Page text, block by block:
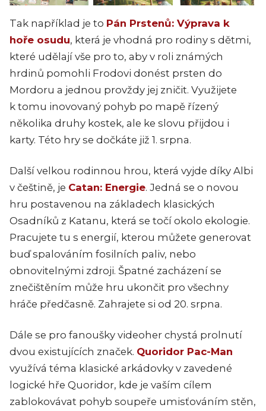
Tak například je to Pán Prstenů: Výprava k
hoře osudu, která je vhodná pro rodiny s dětmi,
které udělají vše pro to, aby v roli známých
hrdinů pomohli Frodovi donést prsten do
Mordoru a jednou provždy jej zničit. Využijete
k tomu inovovaný pohyb po mapě řízený
několika druhy kostek, ale ke slovu přijdou i
karty. Této hry se dočkáte již 1. srpna.
Další velkou rodinnou hrou, která vyjde díky Albi
v češtině, je Catan: Energie. Jedná se o novou
hru postavenou na základech klasických
Osadníků z Katanu, která se točí okolo ekologie.
Pracujete tu s energií, kterou můžete generovat
buď spalováním fosilních paliv, nebo
obnovitelnými zdroji. Špatné zacházení se
znečištěním může hru ukončit pro všechny
hráče předčasně. Zahrajete si od 20. srpna.
Dále se pro fanoušky videoher chystá prolnutí
dvou existujících značek. Quoridor Pac-Man
využívá téma klasické arkádovky v zavedené
logické hře Quoridor, kde je vaším cílem
zablokovávat pohyb soupeře umisťováním stěn,